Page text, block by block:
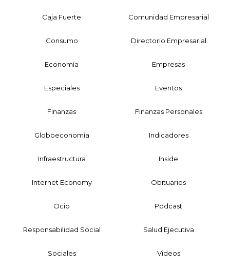
Caja Fuerte Comunidad Empresarial
Consumo Directorio Empresarial
Economía Empresas
Especiales Eventos
Finanzas Finanzas Personales
Globoeconomía Indicadores
Infraestructura Inside
Internet Economy Obituarios
Ocio Podcast
Responsabilidad Social Salud Ejecutiva
Sociales Videos